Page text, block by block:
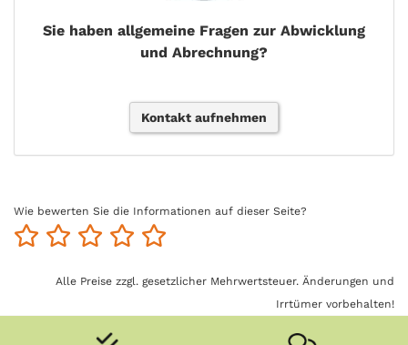
Sie haben allgemeine Fragen zur Abwicklung
und Abrechnung?
Kontakt aufnehmen
Wie bewerten Sie die Informationen auf dieser Seite?
Alle Preise zzgl. gesetzlicher Mehrwertsteuer. Änderungen und
Irrtümer vorbehalten!